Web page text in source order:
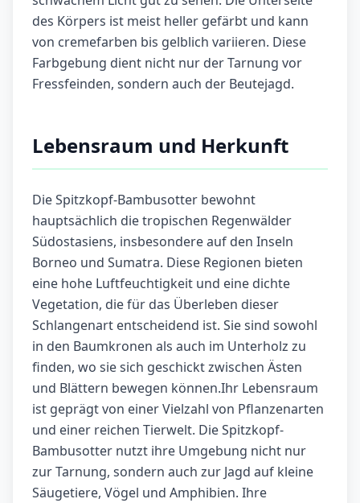
des Körpers ist meist heller gefärbt und kann
von cremefarben bis gelblich variieren. Diese
Farbgebung dient nicht nur der Tarnung vor
Fressfeinden, sondern auch der Beutejagd.
Lebensraum und Herkunft
Die Spitzkopf-Bambusotter bewohnt
hauptsächlich die tropischen Regenwälder
Südostasiens, insbesondere auf den Inseln
Borneo und Sumatra. Diese Regionen bieten
eine hohe Luftfeuchtigkeit und eine dichte
Vegetation, die für das Überleben dieser
Schlangenart entscheidend ist. Sie sind sowohl
in den Baumkronen als auch im Unterholz zu
finden, wo sie sich geschickt zwischen Ästen
und Blättern bewegen können.Ihr Lebensraum
ist geprägt von einer Vielzahl von Pflanzenarten
und einer reichen Tierwelt. Die Spitzkopf-
Bambusotter nutzt ihre Umgebung nicht nur
zur Tarnung, sondern auch zur Jagd auf kleine
Säugetiere, Vögel und Amphibien. Ihre